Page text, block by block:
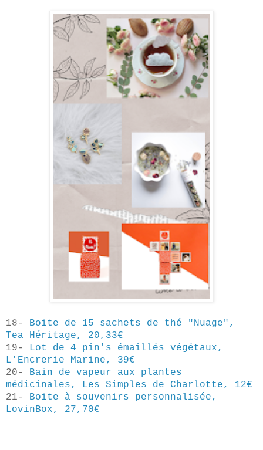
18- Boite de 15 sachets de thé "Nuage",
Tea Héritage, 20,33€
19- Lot de 4 pin's émaillés végétaux,
L'Encrerie Marine, 39€
20- Bain de vapeur aux plantes
médicinales, Les Simples de Charlotte, 12€
21- Boite à souvenirs personnalisée,
LovinBox, 27,70€